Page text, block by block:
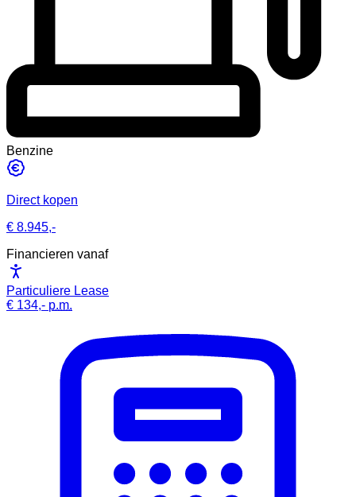
Benzine
Direct kopen
€ 8.945,-
Financieren vanaf
Particuliere Lease
€ 134,- p.m.